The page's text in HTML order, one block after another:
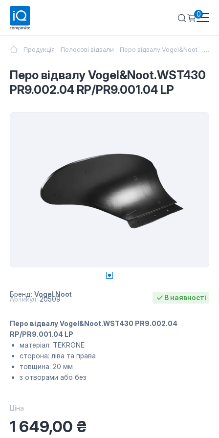
0
Продукція Полосові відвали Перо відвалу ...
Перо відвалу Vogel&Noot.WST430
PR9.002.04 RP/PR9.001.04 LP
Бренд: Vogel Noot
Артикул: 20509 В наявності
Перо відвалу Vogel&Noot.WST430 PR9.002.04
RP/PR9.001.04 LP
матеріал: TEKRONE
сторона: ліва та права
товщина: 20 мм
з отворами або без
Ціна
1 649,00 ₴